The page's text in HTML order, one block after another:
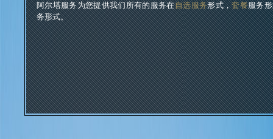
阿尔塔服务为您提供我们所有的服务在自选服务形式，套餐服务
务形式。